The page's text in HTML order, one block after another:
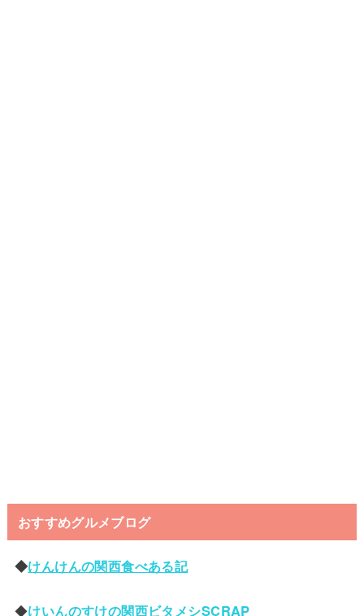
おすすめグルメブログ
◆けんけんの関西食べある記
◆けいんのすけの関西ビタメシSCRAP